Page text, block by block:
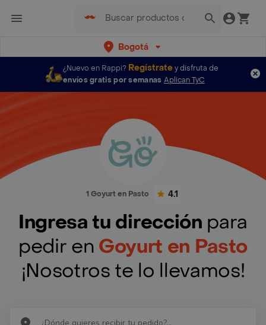
Bogotá
¿Nuevo en Rappi? Regístratey disfruta de
envíos gratis por semanas Aplican TyC
1 Goyurt en Pasto 4.1
Ingresa tu dirección para
pedir en Goyurt en Pasto
¡Nosotros te lo llevamos!